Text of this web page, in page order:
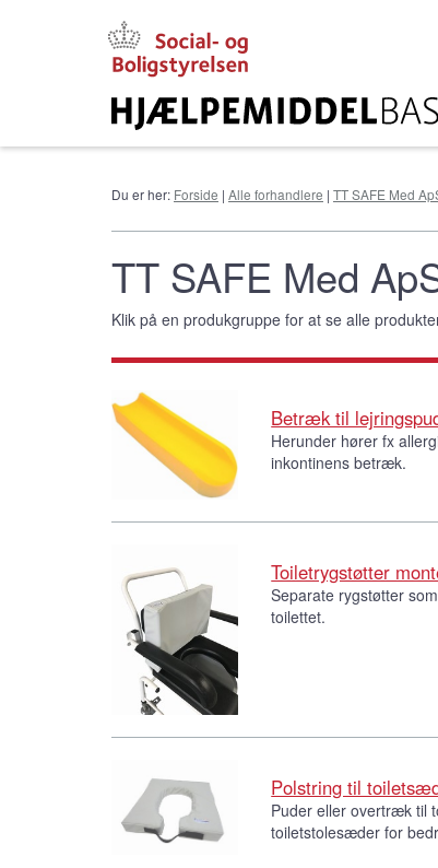
Du er her: Forside | Alle forhandlere | TT SAFE Med
TT SAFE Med
Klik på en produkgruppe for at se alle
Betræk til
Herunder hører fx
inkontinens betræk.
Toiletrygstøtter
Separate rygstøtter
toilettet.
Polstring til
Puder eller overtræk til
toiletstolesæder for